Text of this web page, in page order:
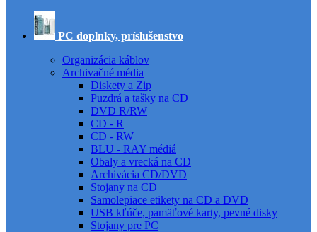
PC doplnky, príslušenstvo
Organizácia káblov
Archivačné média
Diskety a Zip
Puzdrá a tašky na CD
DVD R/RW
CD - R
CD - RW
BLU - RAY médiá
Obaly a vrecká na CD
Archivácia CD/DVD
Stojany na CD
Samolepiace etikety na CD a DVD
USB kľúče, pamäťové karty, pevné disky
Stojany pre PC